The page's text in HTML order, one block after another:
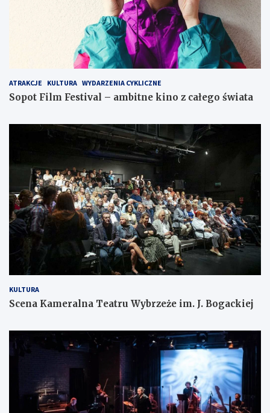
ATRAKCJE KULTURA WYDARZENIA CYKLICZNE
Sopot Film Festival – ambitne kino z całego świata
KULTURA
Scena Kameralna Teatru Wybrzeże im. J. Bogackiej